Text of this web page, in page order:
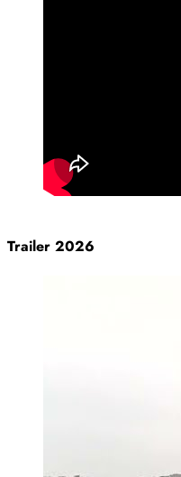
Trailer 2026